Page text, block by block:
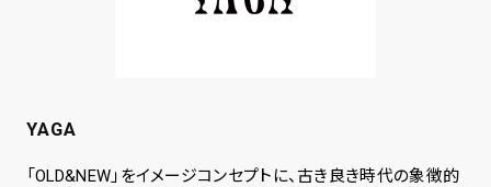
YAGA
「OLD&NEW」をイメージコンセプトに、古き良き時代の象徴的